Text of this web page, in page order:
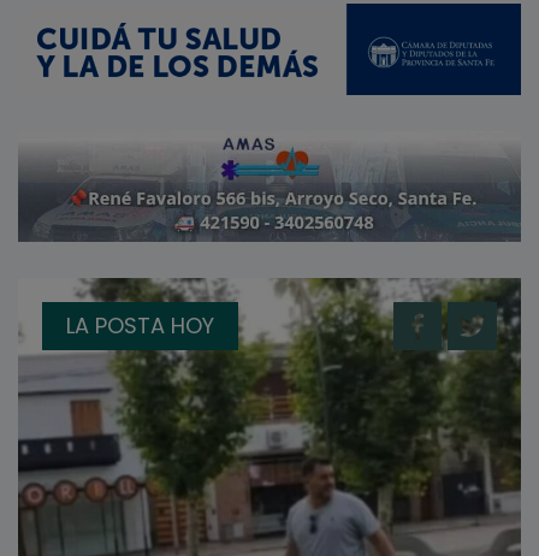
LA POSTA HOY